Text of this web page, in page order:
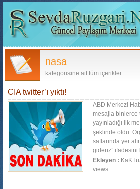
nasa
kategorisine ait tüm içerikler.
CIA twitter’ı yıktı!
ABD Merkezi
mesajla
yayınladığı ilk
şeklinde oldu.
saflarında yer
gideriz” ifadesini
Ekleyen :
views